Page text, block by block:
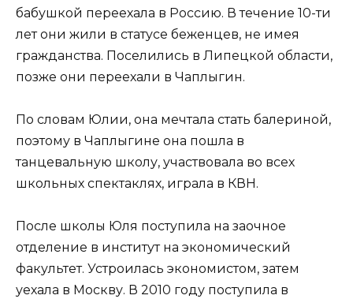
бабушкой переехала в Россию. В течение 10-ти
лет они жили в статусе беженцев, не имея
гражданства. Поселились в Липецкой области,
позже они переехали в Чаплыгин.
По словам Юлии, она мечтала стать балериной,
поэтому в Чаплыгине она пошла в
танцевальную школу, участвовала во всех
школьных спектаклях, играла в КВН.
После школы Юля поступила на заочное
отделение в институт на экономический
факультет. Устроилась экономистом, затем
уехала в Москву. В 2010 году поступила в